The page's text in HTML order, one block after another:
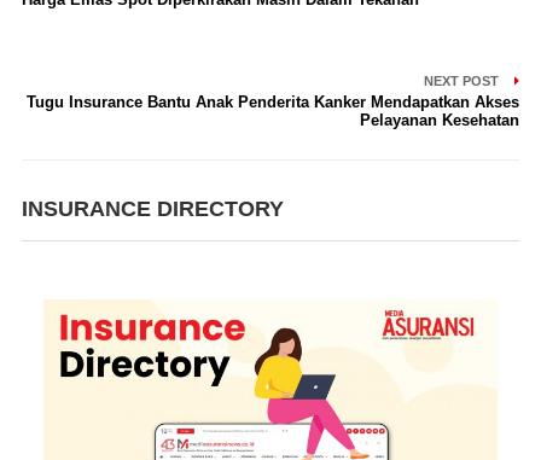
NEXT POST
Tugu Insurance Bantu Anak Penderita Kanker Mendapatkan Akses
Pelayanan Kesehatan
INSURANCE DIRECTORY